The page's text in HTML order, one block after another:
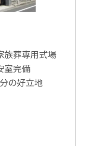
族葬専用式場
室完備
の好立地